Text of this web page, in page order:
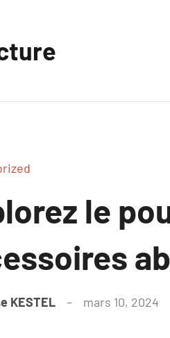
le
KESTEL mars 10, 2024